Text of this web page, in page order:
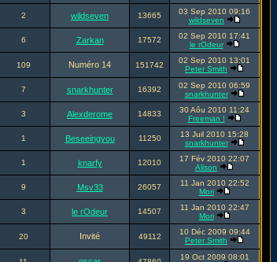
2 wildseven 13665
03 Sep 2010 09:16
wildseven
6 Zarkan 17572
02 Sep 2010 17:41
le rOdeur
109 Numéro 14 151742
02 Sep 2010 13:01
Peter Smith
7 snarkhunter 16392
02 Sep 2010 06:59
snarkhunter
3 Alexderome 14833
30 Aôu 2010 11:24
Freeman !
1 Beseeingyou 11250
13 Juil 2010 15:28
snarkhunter
1 knarfy 12010
17 Fév 2010 22:07
Alison
9 Msv33 26057
11 Jan 2010 22:52
Mori
3 le rOdeur 14507
11 Jan 2010 22:47
Mori
20 Invité 49112
10 Déc 2009 09:44
Peter Smith
19 Oct 2009 08:01